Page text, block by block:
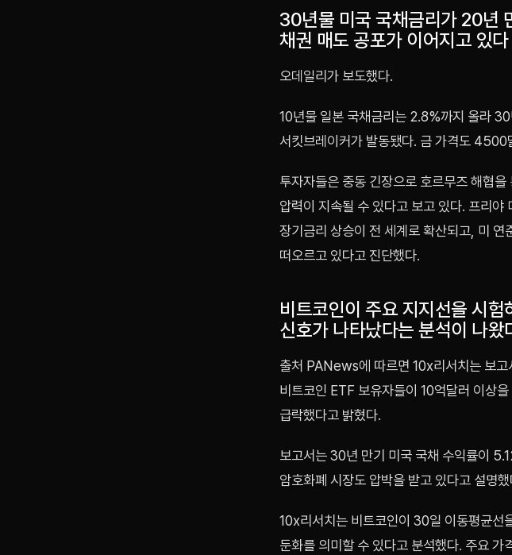
30년물 미국 국채금리가 20년
채권 매도 공포가 이어지고 있다
오데일리가 보도했다.
10년물 일본 국채금리는 2.8%까지 올라
서킷브레이커가 발동됐다. 금 가격도 4500
투자자들은 중동 긴장으로 호르무즈 해협
압력이 지속될 수 있다고 보고 있다. 프리
장기금리 상승이 전 세계로 확산되고, 미
떠오르고 있다고 진단했다.
비트코인이 주요 지지선을 시
신호가 나타났다는 분석이 나왔
출처 PANews에 따르면 10x리서치는 보
비트코인 ETF 보유자들이 10억달러 이상
급락했다고 밝혔다.
보고서는 30년 만기 미국 국채 수익률이
암호화폐 시장도 압박을 받고 있다고 설명했
10x리서치는 비트코인이 30일 이동평균선
둔화를 의미할 수 있다고 분석했다. 주요